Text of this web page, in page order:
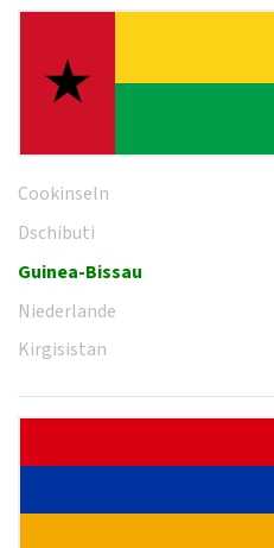
Cookinseln
Dschibuti
Guinea-Bissau
Niederlande
Kirgisistan